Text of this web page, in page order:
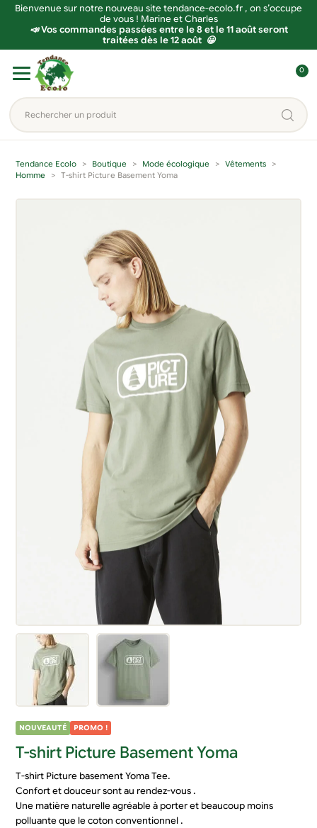
Bienvenue sur notre nouveau site tendance-ecolo.fr , on s’occupe
de vous ! Marine et Charles
📣 Vos commandes passées entre le 8 et le 11 août seront
traitées dès le 12 août 😀
navigation
contenu
Rechercher
un
produit...
o
n
0
Tendance Ecolo Boutique Mode écologique
Vêtements
Homme
T-shirt Picture Basement Yoma
NOUVEAUTÉ PROMO !
T-shirt Picture Basement Yoma
T-shirt Picture basement Yoma Tee.
Confort et douceur sont au rendez-vous .
Une matière naturelle agréable à porter et beaucoup moins
polluante que le coton conventionnel .